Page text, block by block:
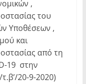
,
του
Υποθέσεων ,
και
από τη
19 στην
20-9-2020)